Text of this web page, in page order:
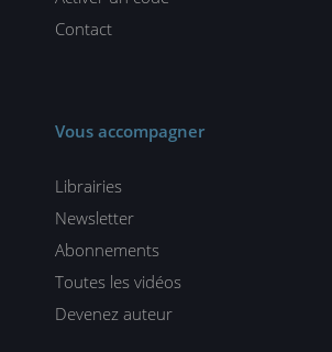
Contact
Vous accompagner
Librairies
Newsletter
Abonnements
Toutes les vidéos
Devenez auteur